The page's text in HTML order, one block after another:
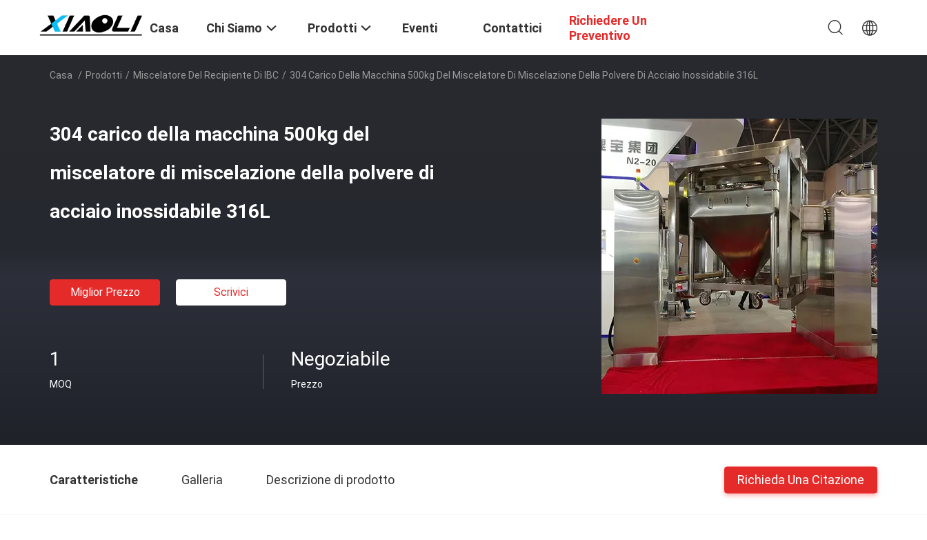
Casa Chi Siamo Prodotti Eventi Contattici
Richiedere Un
Preventivo
Casa / Prodotti / Miscelatore Del Recipiente Di IBC / 304 Carico Della Macchina 500kg Del Miscelatore Di Miscelazione Della Polvere Di Acciaio Inossidabile 316L
304 carico della macchina 500kg del
miscelatore di miscelazione della polvere di
acciaio inossidabile 316L
Miglior Prezzo Scrivici
1
MOQ
Negoziabile
Prezzo
Caratteristiche Galleria Descrizione di prodotto Richieda Una Citazione